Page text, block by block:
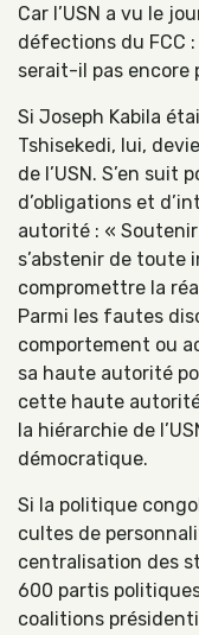
Car l’USN a vu le
défections du FCC
serait-il pas encore
Si Joseph Kabila
Tshisekedi, lui,
de l’USN. S’en suit
d’obligations et
autorité : «
s’abstenir de toute
compromettre la
Parmi les fautes
comportement ou
sa haute autorité
cette haute
la hiérarchie de
démocratique.
Si la politique
cultes de
centralisation des
600 partis
coalitions